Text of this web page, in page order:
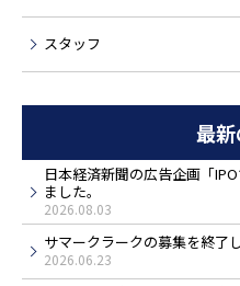
スタッフ
最
日本経済新聞の広告企画「
ました。
2026.08.03
サマークラークの募集を終了
2026.06.23